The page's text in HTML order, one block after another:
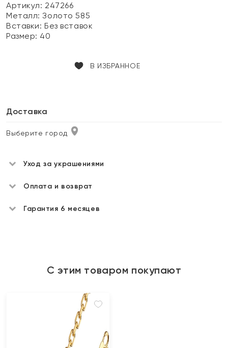
Артикул: 247266
Металл:Золото 585
Вставки:Без вставок
Размер: 40
В ИЗБРАННОЕ
Доставка
Выберите город
Уход за украшениями
Оплата и возврат
Гарантия 6 месяцев
С этим товаром покупают